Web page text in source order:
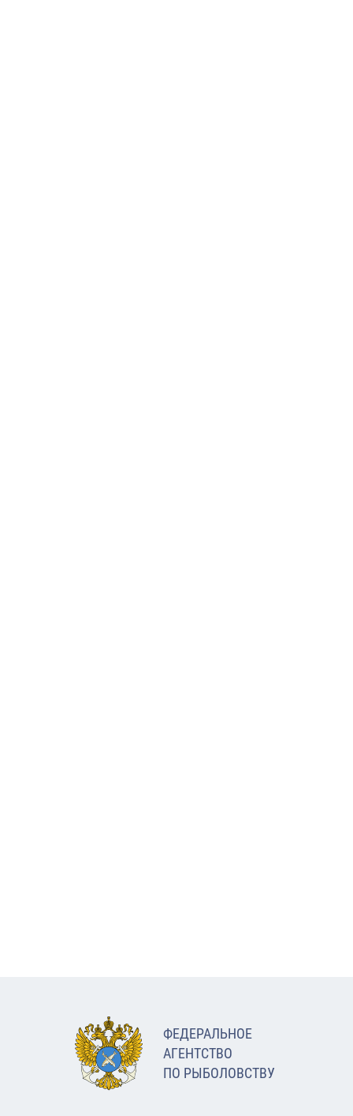
ФЕДЕРАЛЬНОЕ
АГЕНТСТВО
ПО РЫБОЛОВСТВУ